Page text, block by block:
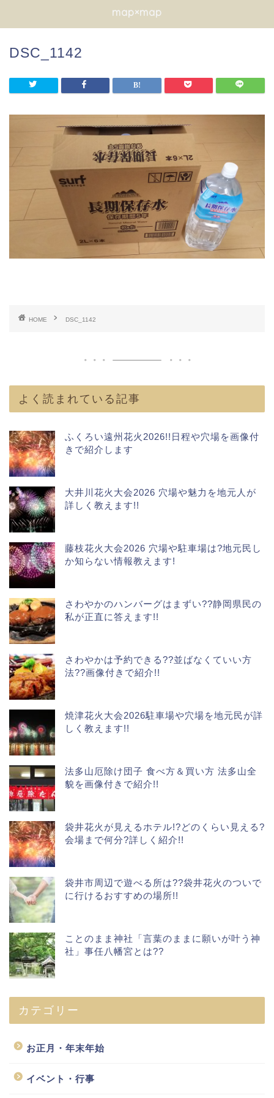
map×map
DSC_1142
HOME DSC_1142
よく読まれている記事
ふくろい遠州花火2026!!日程や穴場を画像付
きで紹介します
大井川花火大会2026 穴場や魅力を地元人が
詳しく教えます!!
藤枝花火大会2026 穴場や駐車場は?地元民し
か知らない情報教えます!
さわやかのハンバーグはまずい??静岡県民の
私が正直に答えます!!
さわやかは予約できる??並ばなくていい方
法??画像付きで紹介!!
焼津花火大会2026駐車場や穴場を地元民が詳
しく教えます!!
法多山厄除け団子 食べ方＆買い方 法多山全
貌を画像付きで紹介!!
袋井花火が見えるホテル!?どのくらい見える?
会場まで何分?詳しく紹介!!
袋井市周辺で遊べる所は??袋井花火のついで
に行けるおすすめの場所!!
ことのまま神社「言葉のままに願いが叶う神
社」事任八幡宮とは??
カテゴリー
お正月・年末年始
イベント・行事